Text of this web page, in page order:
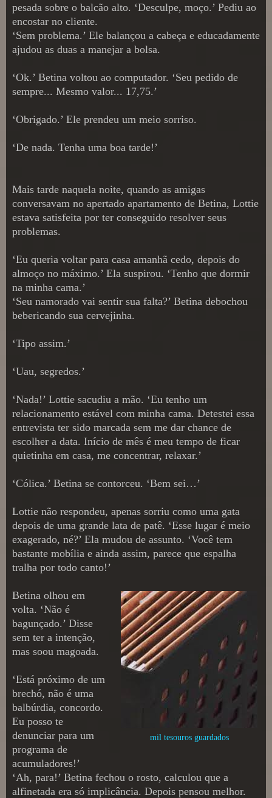
pesada sobre o balcão alto. ‘Desculpe, moço.’ Pediu ao
encostar no cliente.
‘Sem problema.’ Ele balançou a cabeça e educadamente
ajudou as duas a manejar a bolsa.
‘Ok.’ Betina voltou ao computador. ‘Seu pedido de
sempre... Mesmo valor... 17,75.’
‘Obrigado.’ Ele prendeu um meio sorriso.
‘De nada. Tenha uma boa tarde!’
Mais tarde naquela noite, quando as amigas
conversavam no apertado apartamento de Betina, Lottie
estava satisfeita por ter conseguido resolver seus
problemas.
‘Eu queria voltar para casa amanhã cedo, depois do
almoço no máximo.’ Ela suspirou. ‘Tenho que dormir
na minha cama.’
‘Seu namorado vai sentir sua falta?’ Betina debochou
bebericando sua cervejinha.
‘Tipo assim.’
‘Uau, segredos.’
‘Nada!’ Lottie sacudiu a mão. ‘Eu tenho um
relacionamento estável com minha cama. Detestei essa
entrevista ter sido marcada sem me dar chance de
escolher a data. Início de mês é meu tempo de ficar
quietinha em casa, me concentrar, relaxar.’
‘Cólica.’ Betina se contorceu. ‘Bem sei…’
Lottie não respondeu, apenas sorriu como uma gata
depois de uma grande lata de patê. ‘Esse lugar é meio
exagerado, né?’ Ela mudou de assunto. ‘Você tem
bastante mobília e ainda assim, parece que espalha
tralha por todo canto!’
mil tesouros guardados
Betina olhou em
volta. ‘Não é
bagunçado.’ Disse
sem ter a intenção,
mas soou magoada.
‘Está próximo de um
brechó, não é uma
balbúrdia, concordo.
Eu posso te
denunciar para um
programa de
acumuladores!’
‘Ah, para!’ Betina fechou o rosto, calculou que a
alfinetada era só implicância. Depois pensou melhor.